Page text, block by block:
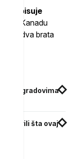
pripisuje
u Kanadu
dva brata
gradovima
otkrili šta ovaj